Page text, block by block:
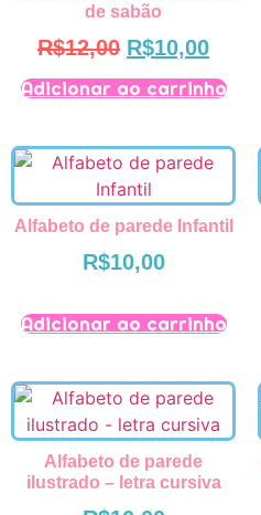
de sabão
R$12,00 R$10,00
Adicionar ao carrinho
Alfabeto de parede Infantil
R$10,00
Adicionar ao carrinho
Alfabeto de parede
ilustrado – letra cursiva